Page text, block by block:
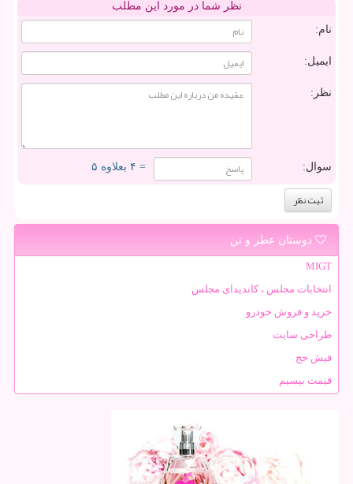
نظر شما در مورد این مطلب
نام:
ایمیل:
نظر:
سوال: = ۴ بعلاوه ۵
دوستان عطر و تن
MIGT
انتخابات مجلس ، کاندیدای مجلس
خرید و فروش خودرو
طراحی سایت
فیش حج
قیمت بیسیم